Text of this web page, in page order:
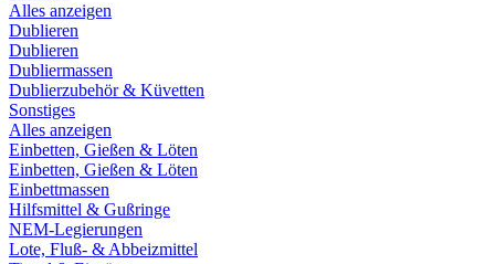
Alles anzeigen
Dublieren
Dublieren
Dubliermassen
Dublierzubehör & Küvetten
Sonstiges
Alles anzeigen
Einbetten, Gießen & Löten
Einbetten, Gießen & Löten
Einbettmassen
Hilfsmittel & Gußringe
NEM-Legierungen
Lote, Fluß- & Abbeizmittel